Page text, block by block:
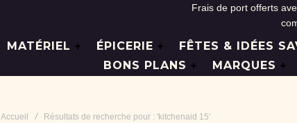
Frais de port offerts
MATÉRIEL ÉPICERIE
FÊTES & IDÉES
BONS PLANS
MARQUES
Accueil Résultats de recherche pour : 'kitchenaid 15'